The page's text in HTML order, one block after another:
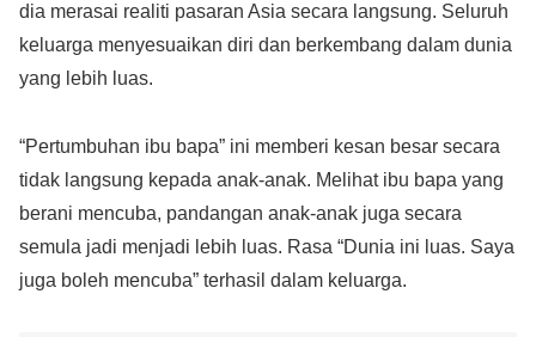
dia merasai realiti pasaran Asia secara langsung. Seluruh
keluarga menyesuaikan diri dan berkembang dalam dunia
yang lebih luas.
“Pertumbuhan ibu bapa” ini memberi kesan besar secara
tidak langsung kepada anak-anak. Melihat ibu bapa yang
berani mencuba, pandangan anak-anak juga secara
semula jadi menjadi lebih luas. Rasa “Dunia ini luas. Saya
juga boleh mencuba” terhasil dalam keluarga.